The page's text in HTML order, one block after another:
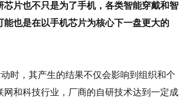
片也不只是为了手机，各类智能穿戴和智
也是在以手机芯片为核心下一盘更大的
时，其产生的结果不仅会影响到组织和个
和科技行业，厂商的自研技术达到一定成